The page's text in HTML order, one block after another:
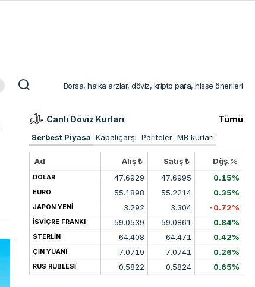
Borsa, halka arzlar, döviz, kripto para, hisse önerileri
Canlı Döviz Kurları Tümü
Serbest Piyasa Kapalıçarşı Pariteler MB kurları
Ad Alış ₺ Satış ₺ Dğş.%
DOLAR 47.6929 47.6995 0.15%
EURO 55.1898 55.2214 0.35%
JAPON YENİ 3.292 3.304 -0.72%
İSVİÇRE FRANKI 59.0539 59.0861 0.84%
STERLİN 64.408 64.471 0.42%
ÇİN YUANI 7.0719 7.0741 0.26%
RUS RUBLESİ 0.5822 0.5824 0.65%